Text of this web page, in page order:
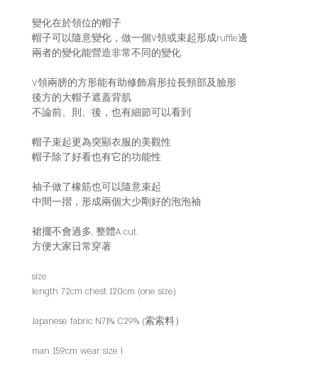
變化在於領位的帽子
帽子可以隨意變化，做一個V領或束起形成ruffle邊
兩者的變化能營造非常不同的變化
V領兩膀的方形能有助修飾肩形拉長頸部及臉形
後方的大帽子遮蓋背肌
不論前、則、後，也有細節可以看到
帽子束起更為突顯衣服的美觀性
帽子除了好看也有它的功能性
袖子做了橡筋也可以隨意束起
中間一摺，形成兩個大少剛好的泡泡袖
裙擺不會過多, 整體A cut.
方便大家日常穿著
size
length 72cm chest 120cm (one size)
Japanese fabric N71% C29% (索索料）
man 159cm wear size I